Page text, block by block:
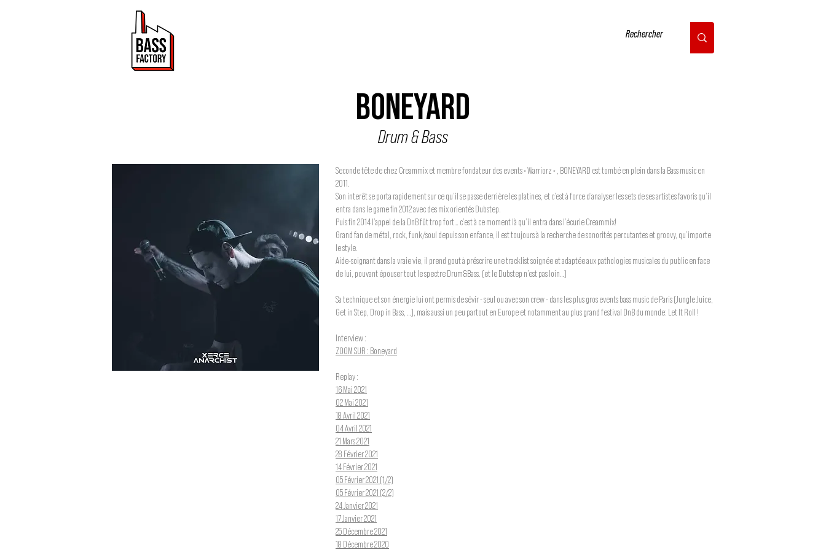
Drum & Bass
Seconde tête de chez Creammix et membre fondateur des events « Warriorz » , BONEYARD est tombé en plein dans la Bass music en
2011.
Son interêt se porta rapidement sur ce qu’il se passe derrière les platines, et c’est à force d’analyser les sets de ses artistes favoris qu’il
entra dans le game fin 2012 avec des mix orientés Dubstep.
Puis fin 2014 l’appel de la DnB fût trop fort… c’est à ce moment là qu’il entra dans l’écurie Creammix!
Grand fan de métal, rock, funk/soul depuis son enfance, il est toujours à la recherche de sonorités percutantes et groovy, qu’importe
le style.
Aide-soignant dans la vraie vie, il prend gout à préscrire une tracklist soignée et adaptée aux pathologies musicales du public en face
de lui, pouvant épouser tout le spectre Drum&Bass. (et le Dubstep n’est pas loin…)
Sa technique et son énergie lui ont permis de sévir - seul ou avec son crew - dans les plus gros events bass music de Paris (Jungle Juice,
Get in Step, Drop in Bass, …), mais aussi un peu partout en Europe et notamment au plus grand festival DnB du monde: Let It Roll !
Interview :
ZOOM SUR : Boneyard
Replay :
16 Mai 2021
02 Mai 2021
18 Avril 2021
04 Avril 2021
21 Mars 2021
28 Février 2021
14 Février 2021
05 Février 2021 (1/2)
05 Février 2021 (2/2)
24 Janvier 2021
17 Janvier 2021
25 Décembre 2021
18 Décembre 2020
BONEYARD